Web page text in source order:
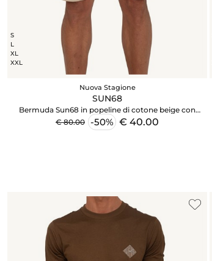
S
L
XL
XXL
Nuova Stagione
SUN68
Bermuda Sun68 in popeline di cotone beige con
tasche
€ 80.00 -50% € 40.00